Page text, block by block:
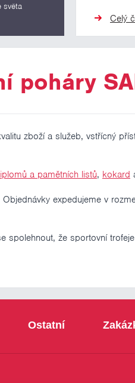
světa
Celý
poháry
zboží a služeb, vstřícný
a pamětních listů, kokard
expedujeme v
spolehnout, že sportovní
Ostatní